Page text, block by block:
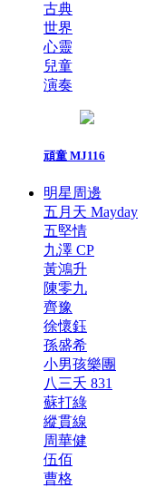
古典
世界
心靈
兒童
演奏
頑童 MJ116
明星周邊
五月天 Mayday
五堅情
九澤 CP
黃鴻升
陳零九
齊豫
徐懷鈺
孫盛希
小男孩樂團
八三夭 831
蘇打綠
縱貫線
周華健
伍佰
曹格